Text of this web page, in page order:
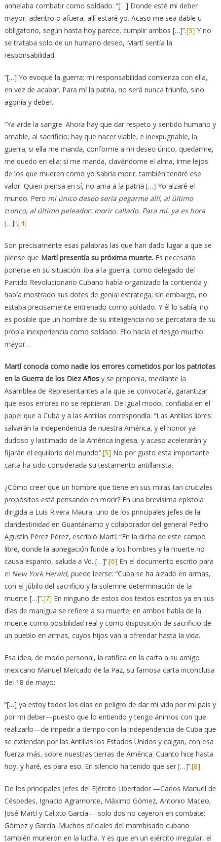
anhelaba combatir como soldado: “[…] Donde esté mi deber
mayor, adentro o afuera, allí estaré yo. Acaso me sea dable u
obligatorio, según hasta hoy parece, cumplir ambos […]”.[3] Y no
se trataba solo de un humano deseo, Martí sentía la
responsabilidad:
“[…] Yo evoqué la guerra: mi responsabilidad comienza con ella,
en vez de acabar. Para mí la patria, no será nunca triunfo, sino
agonía y deber.
”Ya arde la sangre. Ahora hay que dar respeto y sentido humano y
amable, al sacrificio; hay que hacer viable, e inexpugnable, la
guerra; si ella me manda, conforme a mi deseo único, quedarme,
me quedo en ella; si me manda, clavándome el alma, irme lejos
de los que mueren como yo sabría morir, también tendré ese
valor. Quien piensa en sí, no ama a la patria […] Yo alzaré el
mundo. Pero mi único deseo sería pegarme allí, al último
tronco, al último peleador: morir callado. Para mí, ya es hora
[…]”.[4]
Son precisamente esas palabras las que han dado lugar a que se
piense que Martí presentía su próxima muerte.Es necesario
ponerse en su situación: iba a la guerra, como delegado del
Partido Revolucionario Cubano había organizado la contienda y
había mostrado sus dotes de genial estratega; sin embargo, no
estaba precisamente entrenado como soldado. Y él lo sabía; no
es posible que un hombre de su inteligencia no se percatara de su
propia inexperiencia como soldado. Ello hacía el riesgo mucho
mayor…
Martí conocía como nadie los errores cometidos por los patriotas
en la Guerra de los Diez Añosy se proponía, mediante la
Asamblea de Representantes a la que se convocaría, garantizar
que esos errores no se repitieran. De igual modo, confiaba en el
papel que a Cuba y a las Antillas correspondía: “Las Antillas libres
salvarán la independencia de nuestra América, y el honor ya
dudoso y lastimado de la América inglesa, y acaso acelerarán y
fijarán el equilibrio del mundo”.[5] No por gusto esta importante
carta ha sido considerada su testamento antillanista.
¿Cómo creer que un hombre que tiene en sus miras tan cruciales
propósitos está pensando en morir? En una brevísima epístola
dirigida a Luis Rivera Maura, uno de los principales jefes de la
clandestinidad en Guantánamo y colaborador del general Pedro
Agustín Pérez Pérez, escribió Martí: “En la dicha de este campo
libre, donde la abnegación funde a los hombres y la muerte no
causa espanto, saluda a Vd. […]”.[6] En el documento escrito para
el New York Herald, puede leerse: “Cuba se ha alzado en armas,
con el júbilo del sacrificio y la solemne determinación de la
muerte […]”.[7] En ninguno de estos dos textos escritos ya en sus
días de manigua se refiere a su muerte; en ambos habla de la
muerte como posibilidad real y como disposición de sacrificio de
un pueblo en armas, cuyos hijos van a ofrendar hasta la vida.
Esa idea, de modo personal, la ratifica en la carta a su amigo
mexicano Manuel Mercado de la Paz, su famosa carta inconclusa
del 18 de mayo:
“[…] ya estoy todos los días en peligro de dar mi vida por mi país y
por mi deber—puesto que lo entiendo y tengo ánimos con que
realizarlo—de impedir a tiempo con la independencia de Cuba que
se extiendan por las Antillas los Estados Unidos y caigan, con esa
fuerza más, sobre nuestras tierras de América. Cuanto hice hasta
hoy, y haré, es para eso. En silencio ha tenido que ser […]”.[8]
De los principales jefes del Ejército Libertador —Carlos Manuel de
Céspedes, Ignacio Agramonte, Máximo Gómez, Antonio Maceo,
José Martí y Calixto García— solo dos no cayeron en combate:
Gómez y García. Muchos oficiales del mambisado cubano
también murieron en la lucha. Y es que en un ejército irregular, el